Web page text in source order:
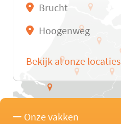
Brucht
Hoogenweg
Bekijk al onze locaties
Onze vakken